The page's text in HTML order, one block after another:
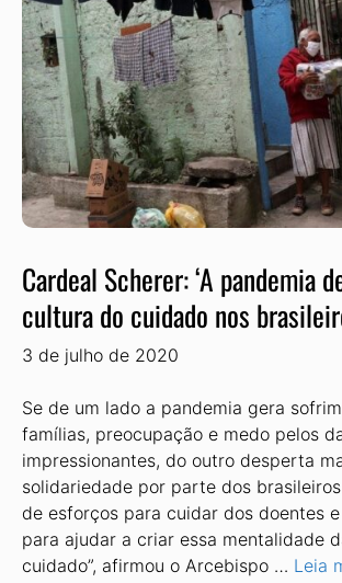
Cardeal Scherer: ‘A pandemia
cultura do cuidado nos
3 de julho de 2020
Se de um lado a pandemia gera
famílias, preocupação e medo pelos
impressionantes, do outro desperta
solidariedade por parte dos brasileiros
de esforços para cuidar dos doentes
para ajudar a criar essa mentalidade
cuidado”, afirmou o Arcebispo … Leia